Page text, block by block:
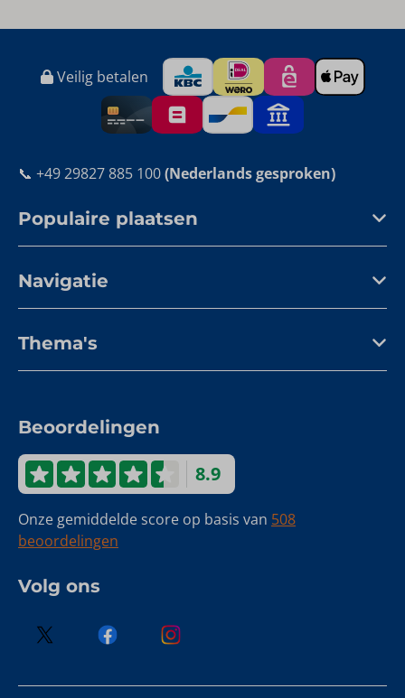
Veilig betalen
📞 +49 29827 885 100(Nederlands gesproken)
Populaire plaatsen
Navigatie
Thema's
Beoordelingen
8.9
Onze gemiddelde score op basis van 508
beoordelingen
Volg ons